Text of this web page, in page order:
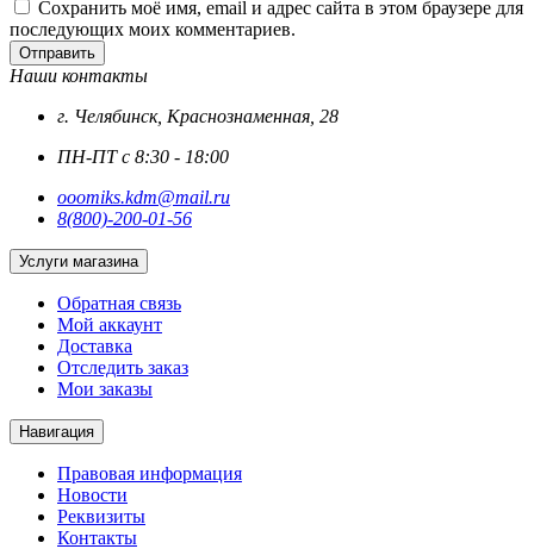
Сохранить моё имя, email и адрес сайта в этом браузере для
последующих моих комментариев.
Отправить
Наши контакты
г. Челябинск, Краснознаменная, 28
ПН-ПТ с 8:30 - 18:00
ooomiks.kdm@mail.ru
8(800)-200-01-56
Услуги магазина
Обратная связь
Мой аккаунт
Доставка
Отследить заказ
Мои заказы
Навигация
Правовая информация
Новости
Реквизиты
Контакты